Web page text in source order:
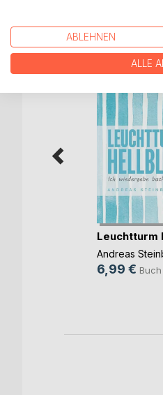
Leuchtturm
Andreas
6,99 € Buch
ABLEHNEN
ALLE